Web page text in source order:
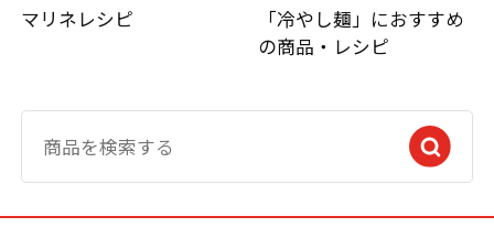
マリネレシピ
「冷やし麺」におすすめ
の商品・レシピ